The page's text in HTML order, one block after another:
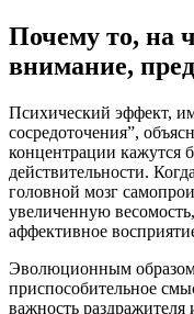
Почему то, на
внимание,
Психический эффект,
сосредоточения”,
концентрации кажутся
действительности.
головной мозг
увеличенную
аффективное
Эволюционным
приспособительное
важность раздражителя